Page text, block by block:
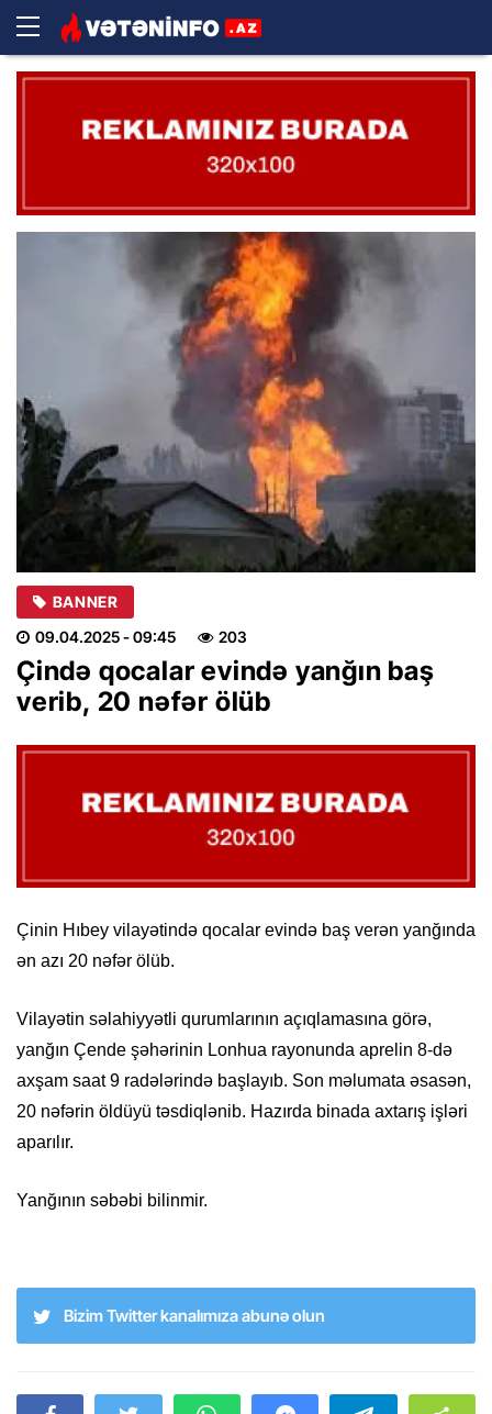
BANNER
09.04.2025- 09:45 203
Çində qocalar evində yanğın baş
verib, 20 nəfər ölüb
Çinin Hıbey vilayətində qocalar evində baş verən yanğında
ən azı 20 nəfər ölüb.
Vilayətin səlahiyyətli qurumlarının açıqlamasına görə,
yanğın Çende şəhərinin Lonhua rayonunda aprelin 8-də
axşam saat 9 radələrində başlayıb. Son məlumata əsasən,
20 nəfərin öldüyü təsdiqlənib. Hazırda binada axtarış işləri
aparılır.
Yanğının səbəbi bilinmir.
Bizim Twitter kanalımıza abunə olun